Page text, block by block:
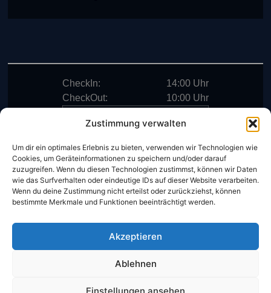
Zustimmung verwalten
Um dir ein optimales Erlebnis zu bieten, verwenden wir Technologien wie
Cookies, um Geräteinformationen zu speichern und/oder darauf
zuzugreifen. Wenn du diesen Technologien zustimmst, können wir Daten
wie das Surfverhalten oder eindeutige IDs auf dieser Website verarbeiten.
Wenn du deine Zustimmung nicht erteilst oder zurückziehst, können
bestimmte Merkmale und Funktionen beeinträchtigt werden.
Akzeptieren
Ablehnen
Einstellungen ansehen
CheckIn:
14:00 Uhr
CheckOut:
10:00 Uhr
Frühstück
Mo- Sa: 06:30 – 10:00 Uhr
Sonntag: 07:00 – 10:30 Uhr